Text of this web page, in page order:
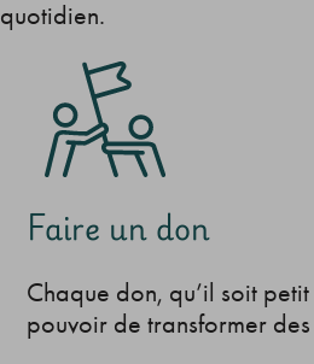
quotidien.
Faire un don
Chaque don, qu’il soit
pouvoir de transformer des